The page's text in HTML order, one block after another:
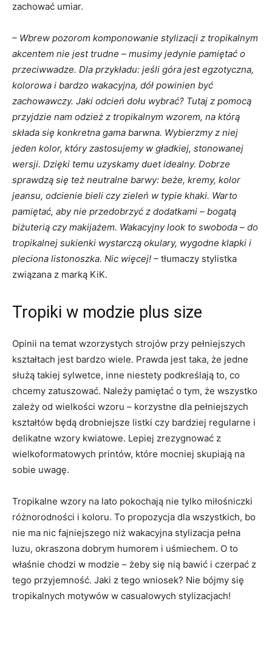
zachować umiar.
– Wbrew pozorom komponowanie stylizacji z tropikalnym
akcentem nie jest trudne – musimy jedynie pamiętać o
przeciwwadze. Dla przykładu: jeśli góra jest egzotyczna,
kolorowa i bardzo wakacyjna, dół powinien być
zachowawczy. Jaki odcień dołu wybrać? Tutaj z pomocą
przyjdzie nam odzież z tropikalnym wzorem, na którą
składa się konkretna gama barwna. Wybierzmy z niej
jeden kolor, który zastosujemy w gładkiej, stonowanej
wersji. Dzięki temu uzyskamy duet idealny. Dobrze
sprawdzą się też neutralne barwy: beże, kremy, kolor
jeansu, odcienie bieli czy zieleń w typie khaki. Warto
pamiętać, aby nie przedobrzyć z dodatkami – bogatą
biżuterią czy makijażem. Wakacyjny look to swoboda – do
tropikalnej sukienki wystarczą okulary, wygodne klapki i
pleciona listonoszka. Nic więcej! – tłumaczy stylistka
związana z marką KiK.
Tropiki w modzie plus size
Opinii na temat wzorzystych strojów przy pełniejszych
kształtach jest bardzo wiele. Prawda jest taka, że jedne
służą takiej sylwetce, inne niestety podkreślają to, co
chcemy zatuszować. Należy pamiętać o tym, że wszystko
zależy od wielkości wzoru – korzystne dla pełniejszych
kształtów będą drobniejsze listki czy bardziej regularne i
delikatne wzory kwiatowe. Lepiej zrezygnować z
wielkoformatowych printów, które mocniej skupiają na
sobie uwagę.
Tropikalne wzory na lato pokochają nie tylko miłośniczki
różnorodności i koloru. To propozycja dla wszystkich, bo
nie ma nic fajniejszego niż wakacyjna stylizacja pełna
luzu, okraszona dobrym humorem i uśmiechem. O to
właśnie chodzi w modzie – żeby się nią bawić i czerpać z
tego przyjemność. Jaki z tego wniosek? Nie bójmy się
tropikalnych motywów w casualowych stylizacjach!